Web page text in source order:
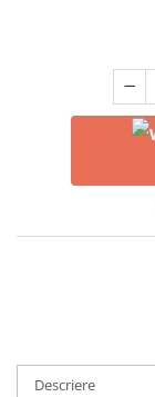
Descriere